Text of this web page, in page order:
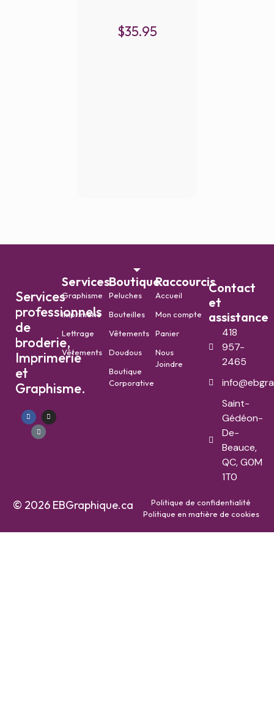
$35.95
Services
professionnels
de
broderie,
Imprimerie
et
Graphisme.
Services
Graphisme
Imprimerie
Lettrage
Vêtements
Boutique
Peluches
Bouteilles
Vêtements
Doudous
Boutique
Corporative
Raccourcis
Accueil
Mon compte
Panier
Nous
Joindre
Contact
et
assistance
418
957-
2465
Saint-
Gédéon-
De-
Beauce,
QC, G0M
1T0
© 2026 EBGraphique.ca
Politique de confidentialité
Politique en matière de cookies